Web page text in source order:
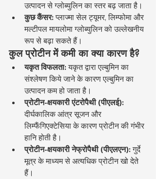
उत्पादन से ग्लोब्युलिन का स्तर बढ़ जाता है।
कुछ कैंसर: प्लाज्मा सेल ट्यूमर, लिम्फोमा और
मल्टीपल मायलोमा ग्लोब्युलिन को उल्लेखनीय
रूप से बढ़ा सकते हैं।
कुल प्रोटीन में कमी का क्या कारण है?
यकृत विफलता: यकृत द्वारा एल्बुमिन का
संश्लेषण किये जाने के कारण एल्बुमिन का
उत्पादन कम हो जाता है।
प्रोटीन-क्षयकारी एंटरोपैथी (पीएलई):
दीर्घकालिक आंत्र सूजन और
लिम्फैंगिएक्टेसिया के कारण प्रोटीन की गंभीर
हानि होती है।
प्रोटीन-क्षयकारी नेफ्रोपैथी (पीएलएन): गुर्दे
मूत्र के माध्यम से अत्यधिक प्रोटीन खो देते
हैं।